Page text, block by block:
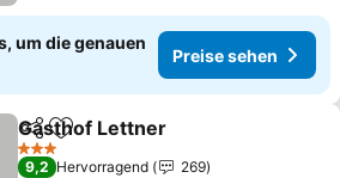
um die genauen
Preise sehen
TeilenZu Favoriten hinzufügen
Gasthof Lettner
3 Sterne
9,2 Hervorragend
269